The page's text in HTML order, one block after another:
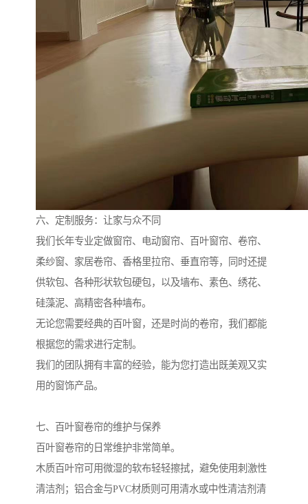
六、定制服务：让家与众不同
我们长年专业定做窗帘、电动窗帘、百叶窗帘、卷帘、
柔纱窗、家居卷帘、香格里拉帘、垂直帘等，同时还提
供软包、各种形状软包硬包，以及墙布、素色、绣花、
硅藻泥、高精密各种墙布。
无论您需要经典的百叶窗，还是时尚的卷帘，我们都能
根据您的需求进行定制。
我们的团队拥有丰富的经验，能为您打造出既美观又实
用的窗饰产品。
七、百叶窗卷帘的维护与保养
百叶窗卷帘的日常维护非常简单。
木质百叶帘可用微湿的软布轻轻擦拭，避免使用刺激性
清洁剂；铝合金与PVC材质则可用清水或中性清洁剂清